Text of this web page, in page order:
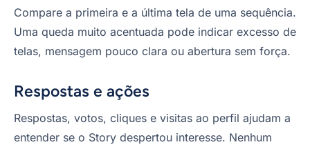
Compare a primeira e a última tela de uma sequência.
Uma queda muito acentuada pode indicar excesso de
telas, mensagem pouco clara ou abertura sem força.
Respostas e ações
Respostas, votos, cliques e visitas ao perfil ajudam a
entender se o Story despertou interesse. Nenhum